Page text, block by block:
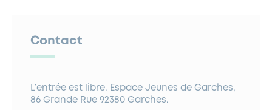
Contact
L’entrée est libre. Espace Jeunes de Garches,
86 Grande Rue 92380 Garches.